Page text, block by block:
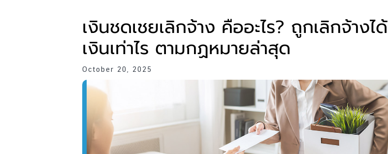
เงินชดเชยเลิกจ้าง คืออะไร? ถูกเลิกจ้างได้
เงินเท่าไร ตามกฏหมายล่าสุด
October 20, 2025